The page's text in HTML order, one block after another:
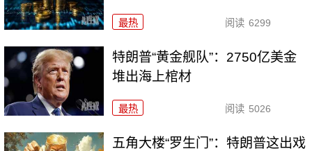
最热 阅读 6299
特朗普“黄金舰队”：2750亿美金
堆出海上棺材
最热 阅读 5026
五角大楼“罗生门”：特朗普这出戏